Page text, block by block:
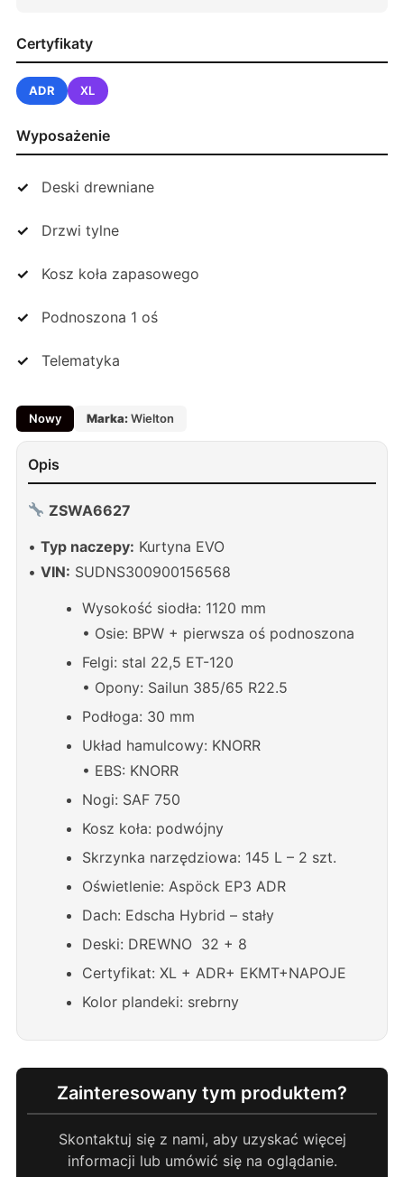
Certyfikaty
ADR XL
Wyposażenie
Deski drewniane
Drzwi tylne
Kosz koła zapasowego
Podnoszona 1 oś
Telematyka
Nowy Marka:Wielton
Opis
ZSWA6627
• Typ naczepy: Kurtyna EVO
• VIN: SUDNS300900156568
Wysokość siodła: 1120 mm
• Osie: BPW + pierwsza oś podnoszona
Felgi: stal 22,5 ET-120
• Opony: Sailun 385/65 R22.5
Podłoga: 30 mm
Układ hamulcowy: KNORR
• EBS: KNORR
Nogi: SAF 750
Kosz koła: podwójny
Skrzynka narzędziowa: 145 L – 2 szt.
Oświetlenie: Aspöck EP3 ADR
Dach: Edscha Hybrid – stały
Deski: DREWNO 32 + 8
Certyfikat: XL + ADR+ EKMT+NAPOJE
Kolor plandeki: srebrny
Zainteresowany tym produktem?
Skontaktuj się z nami, aby uzyskać więcej
informacji lub umówić się na oglądanie.